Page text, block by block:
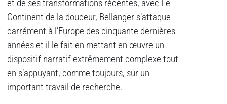
et de ses transformations récentes, avec Le
Continent de la douceur, Bellanger s’attaque
carrément à l’Europe des cinquante dernières
années et il le fait en mettant en œuvre un
dispositif narratif extrêmement complexe tout
en s’appuyant, comme toujours, sur un
important travail de recherche.